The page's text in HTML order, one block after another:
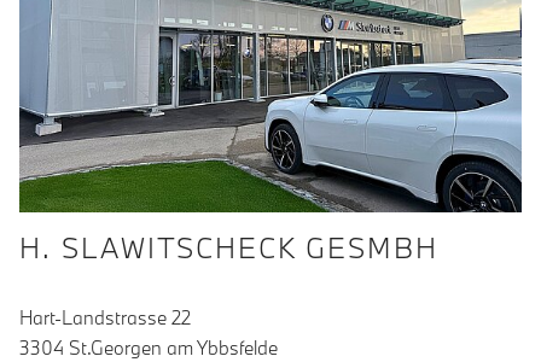
H. SLAWITSCHECK GESMBH
Hart-Landstrasse 22
3304 St.Georgen am Ybbsfelde